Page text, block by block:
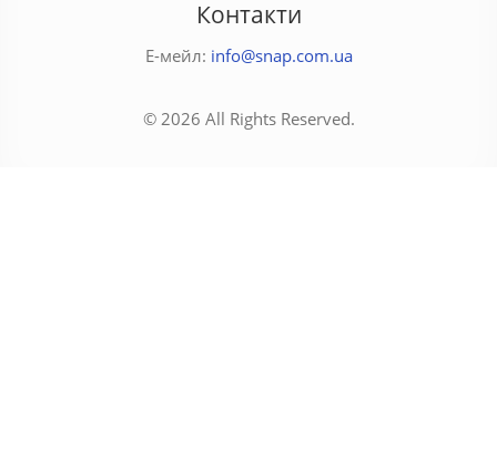
Контакти
Е-мейл: info@snap.com.ua
© 2026 All Rights Reserved.